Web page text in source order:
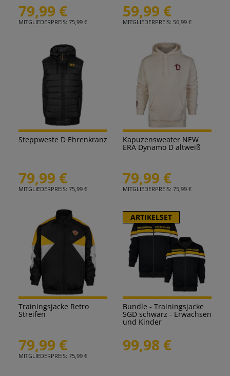
79,99 €
MITGLIEDERPREIS: 75,99 €
59,99 €
MITGLIEDERPREIS: 56,99 €
Steppweste D Ehrenkranz
79,99 €
MITGLIEDERPREIS: 75,99 €
Kapuzensweater NEW
ERA Dynamo D altweiß
79,99 €
MITGLIEDERPREIS: 75,99 €
Trainingsjacke Retro
Streifen
79,99 €
MITGLIEDERPREIS: 75,99 €
ARTIKELSET
Bundle - Trainingsjacke
SGD schwarz - Erwachsen
und Kinder
99,98 €